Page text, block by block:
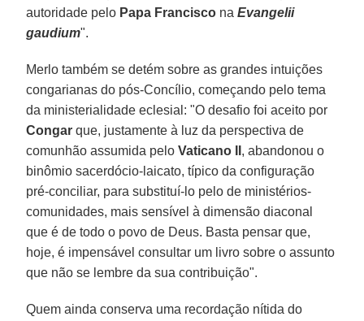
autoridade pelo Papa Francisco naEvangelii
gaudium".
Merlo também se detém sobre as grandes intuições
congarianas do pós-Concílio, começando pelo tema
da ministerialidade eclesial: "O desafio foi aceito por
Congar que, justamente à luz da perspectiva de
comunhão assumida peloVaticano II , abandonou o
binômio sacerdócio-laicato, típico da configuração
pré-conciliar, para substituí-lo pelo de ministérios-
comunidades, mais sensível à dimensão diaconal
que é de todo o povo de Deus. Basta pensar que,
hoje, é impensável consultar um livro sobre o assunto
que não se lembre da sua contribuição".
Quem ainda conserva uma recordação nítida do